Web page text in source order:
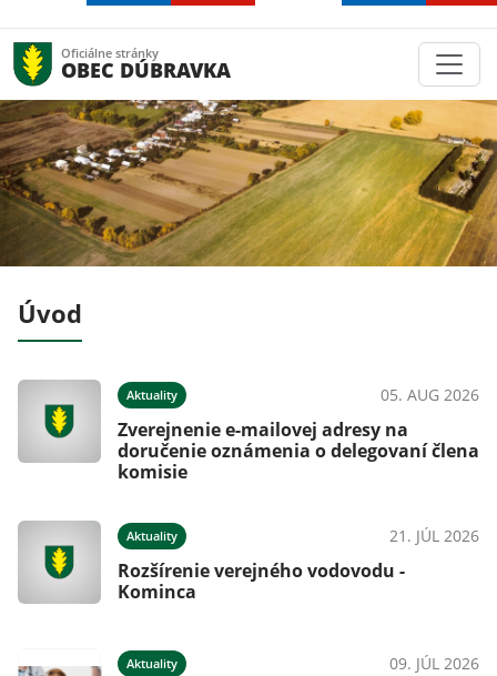
Oficiálne stránky
OBEC DÚBRAVKA
Úvod
Aktuality 05. AUG 2026
Zverejnenie e-mailovej adresy na
doručenie oznámenia o delegovaní člena
komisie
Aktuality 21. JÚL 2026
Rozšírenie verejného vodovodu -
Kominca
Aktuality 09. JÚL 2026